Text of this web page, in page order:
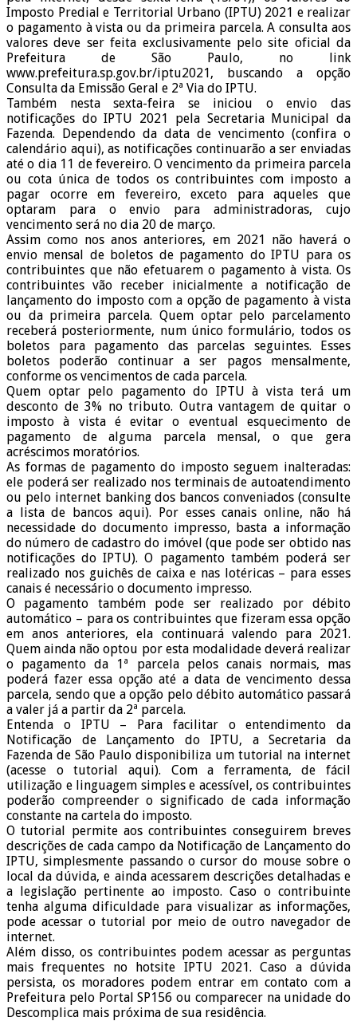
Imposto Predial e Territorial Urbano (IPTU) 2021 e realizar
o pagamento à vista ou da primeira parcela. A consulta aos
valores deve ser feita exclusivamente pelo site oficial da
Prefeitura de São Paulo, no link
www.prefeitura.sp.gov.br/iptu2021, buscando a opção
Consulta da Emissão Geral e 2ª Via do IPTU.
Também nesta sexta-feira se iniciou o envio das
notificações do IPTU 2021 pela Secretaria Municipal da
Fazenda. Dependendo da data de vencimento (confira o
calendário aqui), as notificações continuarão a ser enviadas
até o dia 11 de fevereiro. O vencimento da primeira parcela
ou cota única de todos os contribuintes com imposto a
pagar ocorre em fevereiro, exceto para aqueles que
optaram para o envio para administradoras, cujo
vencimento será no dia 20 de março.
Assim como nos anos anteriores, em 2021 não haverá o
envio mensal de boletos de pagamento do IPTU para os
contribuintes que não efetuarem o pagamento à vista. Os
contribuintes vão receber inicialmente a notificação de
lançamento do imposto com a opção de pagamento à vista
ou da primeira parcela. Quem optar pelo parcelamento
receberá posteriormente, num único formulário, todos os
boletos para pagamento das parcelas seguintes. Esses
boletos poderão continuar a ser pagos mensalmente,
conforme os vencimentos de cada parcela.
Quem optar pelo pagamento do IPTU à vista terá um
desconto de 3% no tributo. Outra vantagem de quitar o
imposto à vista é evitar o eventual esquecimento de
pagamento de alguma parcela mensal, o que gera
acréscimos moratórios.
As formas de pagamento do imposto seguem inalteradas:
ele poderá ser realizado nos terminais de autoatendimento
ou pelo internet banking dos bancos conveniados (consulte
a lista de bancos aqui). Por esses canais online, não há
necessidade do documento impresso, basta a informação
do número de cadastro do imóvel (que pode ser obtido nas
notificações do IPTU). O pagamento também poderá ser
realizado nos guichês de caixa e nas lotéricas – para esses
canais é necessário o documento impresso.
O pagamento também pode ser realizado por débito
automático – para os contribuintes que fizeram essa opção
em anos anteriores, ela continuará valendo para 2021.
Quem ainda não optou por esta modalidade deverá realizar
o pagamento da 1ª parcela pelos canais normais, mas
poderá fazer essa opção até a data de vencimento dessa
parcela, sendo que a opção pelo débito automático passará
a valer já a partir da 2ª parcela.
Entenda o IPTU – Para facilitar o entendimento da
Notificação de Lançamento do IPTU, a Secretaria da
Fazenda de São Paulo disponibiliza um tutorial na internet
(acesse o tutorial aqui). Com a ferramenta, de fácil
utilização e linguagem simples e acessível, os contribuintes
poderão compreender o significado de cada informação
constante na cartela do imposto.
O tutorial permite aos contribuintes conseguirem breves
descrições de cada campo da Notificação de Lançamento do
IPTU, simplesmente passando o cursor do mouse sobre o
local da dúvida, e ainda acessarem descrições detalhadas e
a legislação pertinente ao imposto. Caso o contribuinte
tenha alguma dificuldade para visualizar as informações,
pode acessar o tutorial por meio de outro navegador de
internet.
Além disso, os contribuintes podem acessar as perguntas
mais frequentes no hotsite IPTU 2021. Caso a dúvida
persista, os moradores podem entrar em contato com a
Prefeitura pelo Portal SP156 ou comparecer na unidade do
Descomplica mais próxima de sua residência.